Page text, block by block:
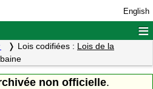
English
≡
Lois codifiées : Lois de la
non officielle.